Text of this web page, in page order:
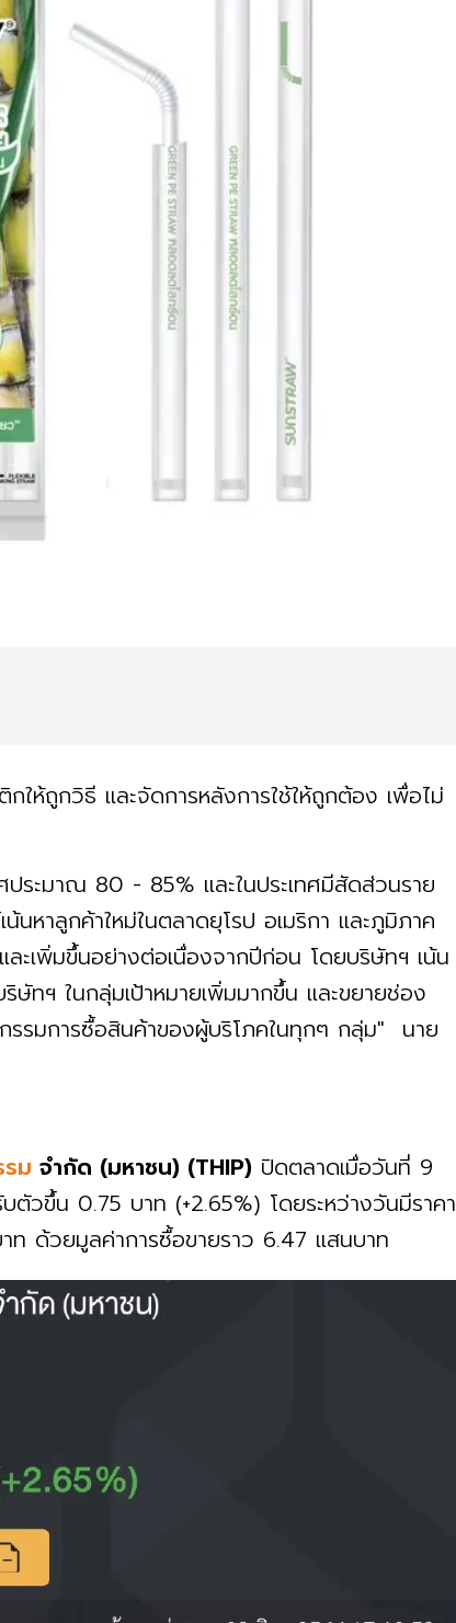
ให้ถูกวิธี และจัดการหลังการใช้ให้ถูกต้อง เพื่อไม่
ระมาณ 80 - 85% และในประเทศมีสัดส่วนราย
หาลูกค้าใหม่ในตลาดยุโรป อเมริกา และภูมิภาค
ะเพิ่มขึ้นอย่างต่อเนื่องจากปีก่อน โดยบริษัทฯ เน้น
ทฯ ในกลุ่มเป้าหมายเพิ่มมากขึ้น และขยายช่อง
รรมการซื้อสินค้าของผู้บริโภคในทุกๆ กลุ่ม" นาย
ม จำกัด (มหาชน) (THIP) ปิดตลาดเมื่อวันที่ 9
วขึ้น 0.75 บาท (+2.65%) โดยระหว่างวันมีราคา
ด้วยมูลค่าการซื้อขายราว 6.47 แสนบาท